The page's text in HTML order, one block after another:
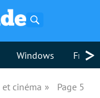
Windows >
cinéma Page 5